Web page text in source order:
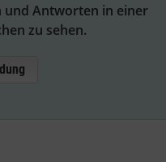
und Antworten in einer
zu sehen.